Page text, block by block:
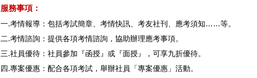
服務事項：
一.考情報導：包括考試簡章、考情快訊、考友社刊、應考須知……等。
二.考情諮詢：提供各項考情諮詢，協助辦理應考事項。
三.社員優待：社員參加『函授』或『面授』，可享九折優待。
四.專案優惠：配合各項考試，舉辦社員「專案優惠」活動。